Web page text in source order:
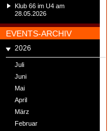
Klub 66 im U4 am
28.05.2026
EVENTS-ARCHIV
2026
Juli
Juni
Mai
April
März
Februar